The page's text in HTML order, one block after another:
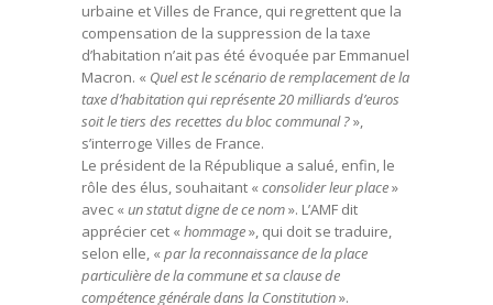
urbaine et Villes de France, qui regrettent que la
compensation de la suppression de la taxe
d’habitation n’ait pas été évoquée par Emmanuel
Macron. « Quel est le scénario de remplacement de la
taxe d’habitation qui représente 20 milliards d’euros
soit le tiers des recettes du bloc communal ?»,
s’interroge Villes de France.
Le président de la République a salué, enfin, le
rôle des élus, souhaitant « consolider leur place»
avec « un statut digne de ce nom». L’AMF dit
apprécier cet « hommage», qui doit se traduire,
selon elle, « par la reconnaissance de la place
particulière de la commune et sa clause de
compétence générale dans la Constitution».